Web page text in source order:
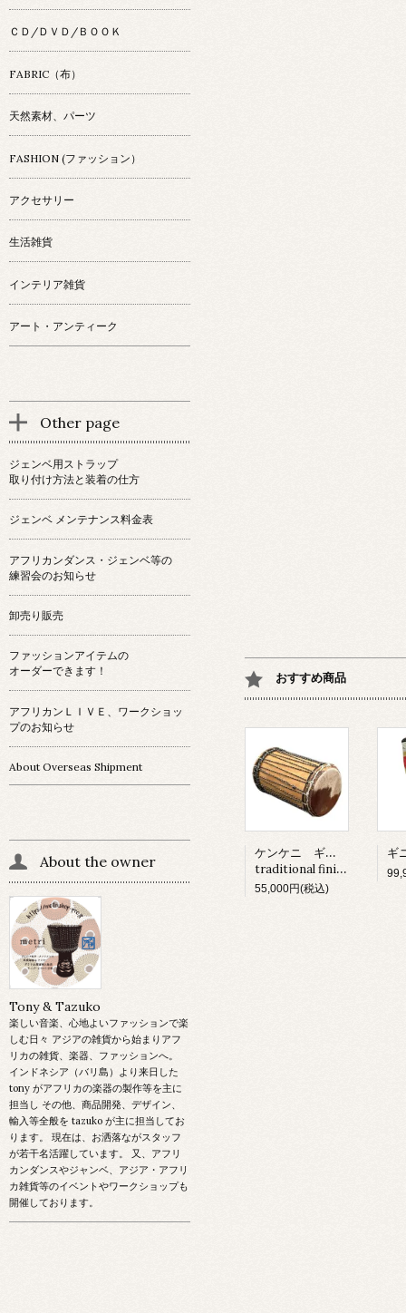
おすすめ商品
ケンケニ ギニア産
traditional finishing
55,000円(税込)
ＣＤ/ＤＶＤ/ＢＯＯＫ
FABRIC（布）
天然素材、パーツ
FASHION (ファッション）
アクセサリー
生活雑貨
インテリア雑貨
アート・アンティーク
Other page
ジェンベ用ストラップ
取り付け方法と装着の仕方
ジェンベ メンテナンス料金表
アフリカンダンス・ジェンベ等の
練習会のお知らせ
卸売り販売
ファッションアイテムの
オーダーできます！
アフリカンＬＩＶＥ、ワークショッ
プのお知らせ
About Overseas Shipment
About the owner
Tony & Tazuko
楽しい音楽、心地よいファッションで楽
しむ日々 アジアの雑貨から始まりアフ
リカの雑貨、楽器、ファッションへ。
インドネシア（バリ島）より来日した
tony がアフリカの楽器の製作等を主に
担当し その他、商品開発、デザイン、
輸入等全般を tazuko が主に担当してお
ります。 現在は、お洒落ながスタッフ
が若干名活躍しています。 又、アフリ
カンダンスやジャンベ、アジア・アフリ
カ雑貨等のイベントやワークショップも
開催しております。